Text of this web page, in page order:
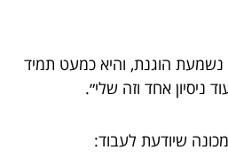
נשמעת הוגנת, והיא כמעט תמיד
ניסיון אחד וזה שלי״.
שיודעת לעבוד: